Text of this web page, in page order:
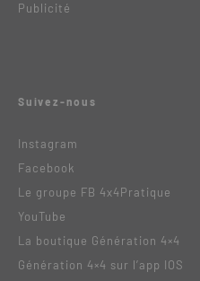
Publicité
Suivez-nous
Instagram
Facebook
Le groupe FB 4x4Pratique
YouTube
La boutique Génération 4×4
Génération 4×4 sur l’app IOS